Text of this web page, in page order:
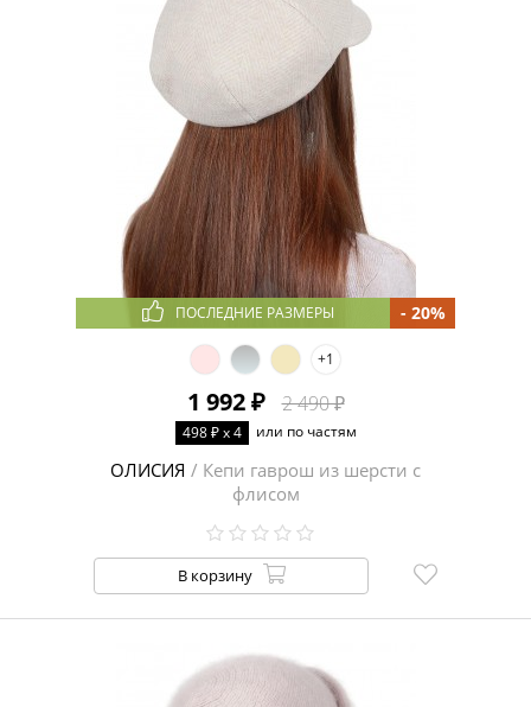
ПОСЛЕДНИЕ РАЗМЕРЫ
+1
1 992 ₽ 2 490 ₽
- 20%
498 ₽ x 4 или по частям
ОЛИСИЯ / Кепи гаврош из шерсти с
флисом
В корзину